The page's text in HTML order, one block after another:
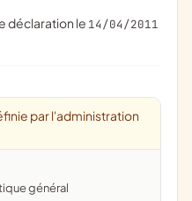
déclaration le 14/04/2011
par l'administration
général